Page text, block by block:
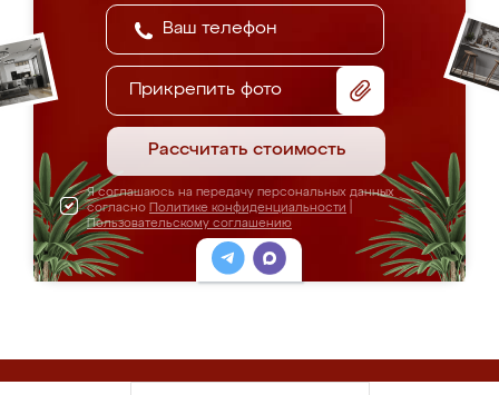
Прикрепить фото
Рассчитать стоимость
Я соглашаюсь на передачу персональных данных
согласно Политике конфиденциальности
Пользовательскому соглашению